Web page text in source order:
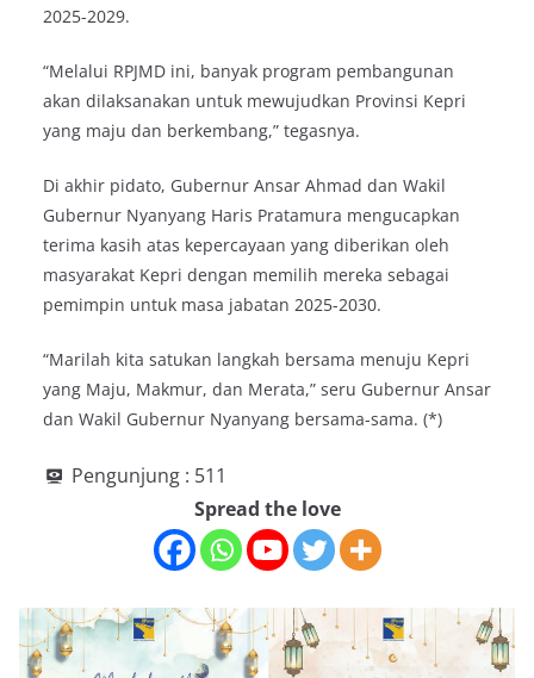
2025-2029.
“Melalui RPJMD ini, banyak program pembangunan
akan dilaksanakan untuk mewujudkan Provinsi Kepri
yang maju dan berkembang,” tegasnya.
Di akhir pidato, Gubernur Ansar Ahmad dan Wakil
Gubernur Nyanyang Haris Pratamura mengucapkan
terima kasih atas kepercayaan yang diberikan oleh
masyarakat Kepri dengan memilih mereka sebagai
pemimpin untuk masa jabatan 2025-2030.
“Marilah kita satukan langkah bersama menuju Kepri
yang Maju, Makmur, dan Merata,” seru Gubernur Ansar
dan Wakil Gubernur Nyanyang bersama-sama. (*)
Pengunjung : 511
Spread the love